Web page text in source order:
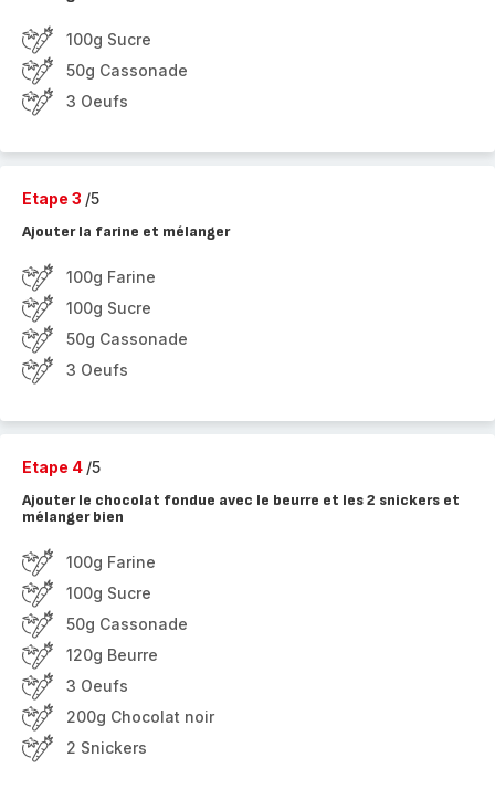
100g Sucre
50g Cassonade
3 Oeufs
Etape 3 /5
Ajouter la farine et mélanger
100g Farine
100g Sucre
50g Cassonade
3 Oeufs
Etape 4 /5
Ajouter le chocolat fondue avec le beurre et les 2 snickers et
mélanger bien
100g Farine
100g Sucre
50g Cassonade
120g Beurre
3 Oeufs
200g Chocolat noir
2 Snickers